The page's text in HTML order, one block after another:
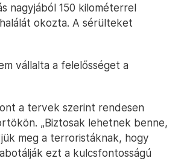
nagyjából 150 kilométerrel
okozta. A sérülteket
vállalta a felelősséget a
a tervek szerint rendesen
„Biztosak lehetnek benne,
meg a terroristáknak, hogy
ezt a kulcsfontosságú